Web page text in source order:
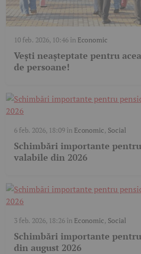
10 feb. 2026, 10:46în Economic
Vești neașteptate pentru
de persoane!
6 feb. 2026, 18:09în Economic, Social
Schimbări importante
valabile din 2026
3 feb. 2026, 18:26în Economic, Social
Schimbări importante
din august 2026